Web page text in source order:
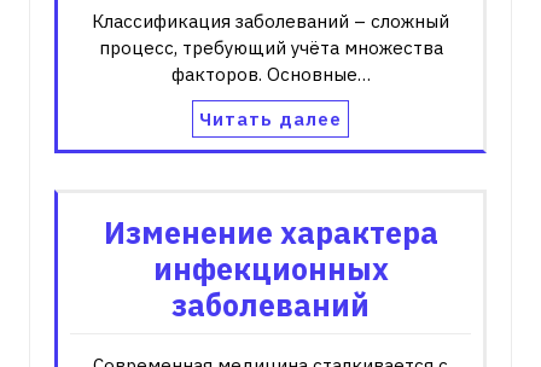
Классификация заболеваний – сложный
процесс, требующий учёта множества
факторов. Основные…
Читать далее
Изменение характера
инфекционных
заболеваний